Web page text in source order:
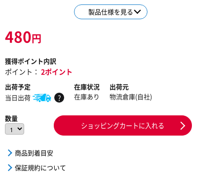
製品仕様を見る
480円
獲得ポイント内訳
ポイント： 2ポイント
出荷予定
当日出荷
?
在庫状況
在庫あり
出荷元
物流倉庫(自社)
数量
ショッピングカートに入れる
商品到着目安
保証規約について